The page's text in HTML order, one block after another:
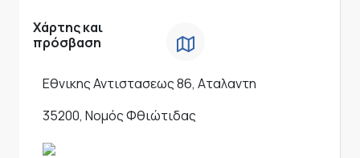
Χάρτης και
πρόσβαση
Εθνικης Αντιστασεως 86, Αταλαντη
35200, Νομός Φθιώτιδας